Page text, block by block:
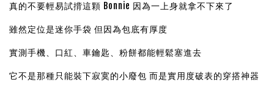
真的不要輕易試揹這顆 Bonnie 因為一上身就拿不下來了
雖然定位是迷你手袋 但因為包底有厚度
實測手機、口紅、車鑰匙、粉餅都能輕鬆塞進去
它不是那種只能裝下寂寞的小廢包 而是實用度破表的穿搭神器